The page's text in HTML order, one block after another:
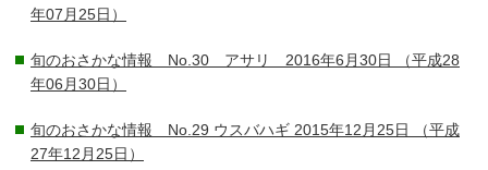
年07月25日）
旬のおさかな情報 No.30 アサリ 2016年6月30日
（平成28
年06月30日）
旬のおさかな情報 No.29 ウスバハギ 2015年12月25日
（平成
27年12月25日）